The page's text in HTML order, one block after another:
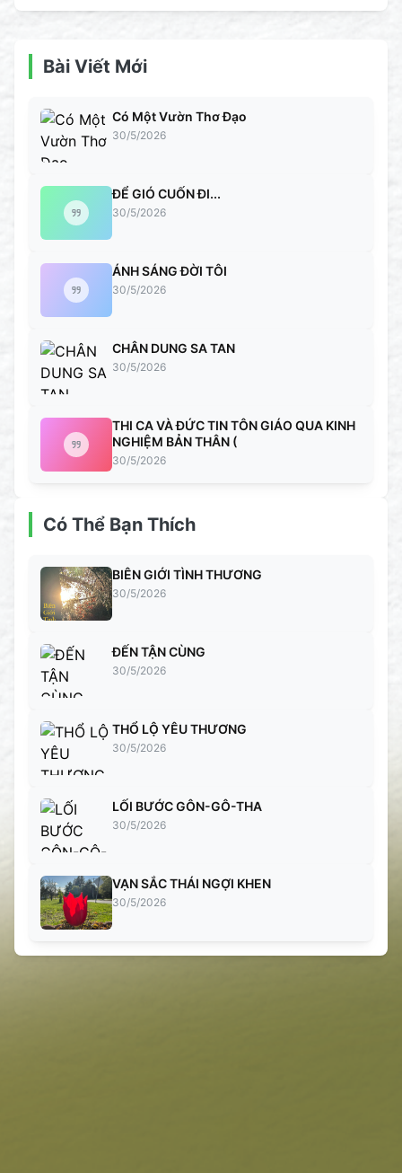
Bài Viết Mới
Có Một Vườn Thơ Đạo
30/5/2026
ĐỂ GIÓ CUỐN ĐI...
30/5/2026
ÁNH SÁNG ĐỜI TÔI
30/5/2026
CHÂN DUNG SA TAN
30/5/2026
THI CA VÀ ĐỨC TIN TÔN GIÁO QUA KINH
NGHIỆM BẢN THÂN (
30/5/2026
Có Thể Bạn Thích
BIÊN GIỚI TÌNH THƯƠNG
30/5/2026
ĐẾN TẬN CÙNG
30/5/2026
THỔ LỘ YÊU THƯƠNG
30/5/2026
LỐI BƯỚC GÔN-GÔ-THA
30/5/2026
VẠN SẮC THÁI NGỢI KHEN
30/5/2026